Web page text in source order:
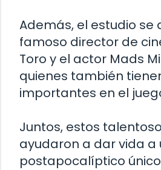
Además, el estudio se
famoso director de
Toro y el actor Mads
quienes también
importantes en el
Juntos, estos
ayudaron a dar vida a
postapocalíptico